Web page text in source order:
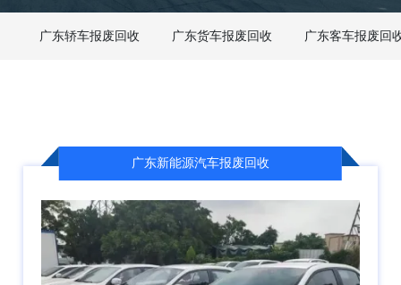
广东轿车报废回收 广东货车报废回收 广东客车报废回
广东新能源汽车报废回收